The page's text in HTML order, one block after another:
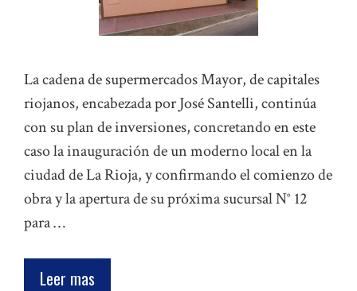
La cadena de supermercados Mayor, de capitales
riojanos, encabezada por José Santelli, continúa
con su plan de inversiones, concretando en este
caso la inauguración de un moderno local en la
ciudad de La Rioja, y confirmando el comienzo de
obra y la apertura de su próxima sucursal N° 12
para …
Leer mas